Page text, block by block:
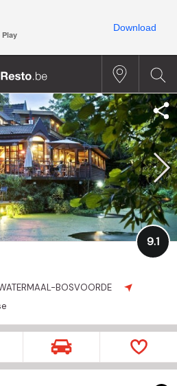
BOSVOORDE
9.1
Download